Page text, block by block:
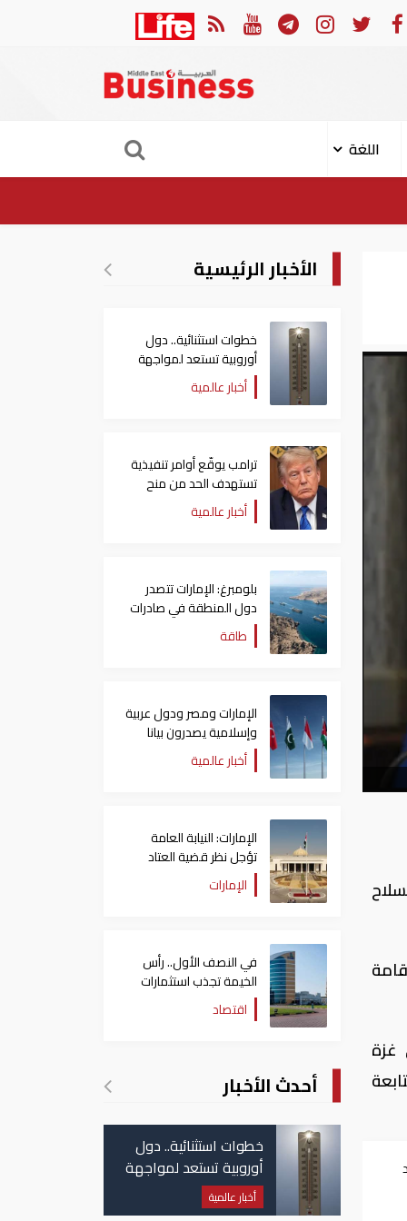
إصابة 11 مدنيا في هجوم حوثي على نجران
اللغة
غزة
الأخبار الرئيسية
خطوات استثنائية.. دول
أوروبية تستعد لمواجهة
موجة حر غير مسبوقة
أخبار عالمية
ترامب يوقّع أوامر تنفيذية
تستهدف الحد من منح
الجنسية الأمريكية بالولادة
أخبار عالمية
بلومبرغ: الإمارات تتصدر
دول المنطقة في صادرات
النفط عبر مضيق هرمز
طاقة
الإمارات ومصر ودول عربية
وإسلامية يصدرون بيانا
مشتركا بشأن الانتهاكات
الإسرائيلية في غزة
أخبار عالمية
الإمارات: النيابة العامة
تؤجل نظر قضية العتاد
العسكري للسودان
الإمارات
في النصف الأول.. رأس
الخيمة تجذب استثمارات
تتجاوز 771 مليون درهماقتصاد
أحدث الأخبار
خطوات استثنائية.. دول
أوروبية تستعد لمواجهة
موجة حر غير مسبوقة
أخبار عالمية